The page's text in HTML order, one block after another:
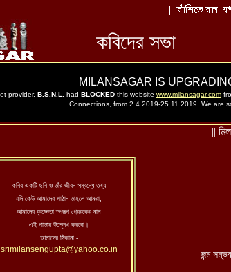
কবির একটি ছবি ও তাঁর জীবন সম্বন্ধে তথ্য
যদি কেউ আমাদের পাঠান তাহলে আমরা,
আমাদের কৃতজ্ঞতা স্পরূপ প্রেরকের নাম
এই পাতায় উল্লেখ করবো।
আমাদের ঠিকানা -
srimilansengupta@yahoo.co.in জন্ম